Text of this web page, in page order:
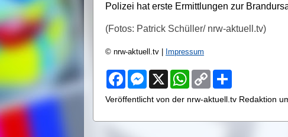
Polizei hat erste Ermittlungen zur
(Fotos: Patrick Schüller/ nrw-aktuell.tv)
© nrw-aktuell.tv | Impressum
F
e
o
M
s
n
X
W
t
A
C
y
i
r
Veröffentlicht von der nrw-aktuell.tv Redaktion